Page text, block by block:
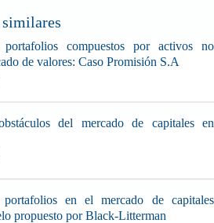
compuestos por activos no
de valores: Caso Promisión S.A
del mercado de capitales en
en el mercado de capitales
propuesto por Black-Litterman